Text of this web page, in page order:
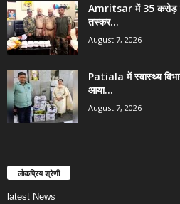
Amritsar में 35 करोड़
तस्कर...
August 7, 2026
Patiala में स्वास्थ्य
आया...
August 7, 2026
लोकप्रिय श्रेणी
latest News